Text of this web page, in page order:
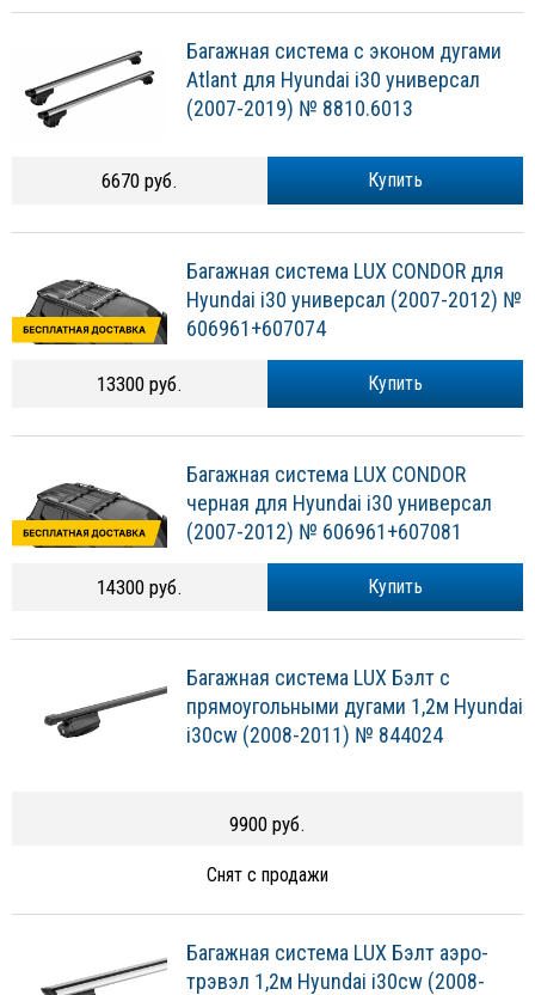
Багажная система с эконом дугами
Atlant для Hyundai i30 универсал
(2007-2019) № 8810.6013
Купить
6670 руб.
Багажная система LUX CONDOR для
Hyundai i30 универсал (2007-2012) №
606961+607074
Купить
13300 руб.
Багажная система LUX CONDOR
черная для Hyundai i30 универсал
(2007-2012) № 606961+607081
Купить
14300 руб.
Багажная система LUX Бэлт с
прямоугольными дугами 1,2м Hyundai
i30cw (2008-2011) № 844024
9900 руб.
Снят с продажи
Багажная система LUX Бэлт аэро-
трэвэл 1,2м Hyundai i30cw (2008-